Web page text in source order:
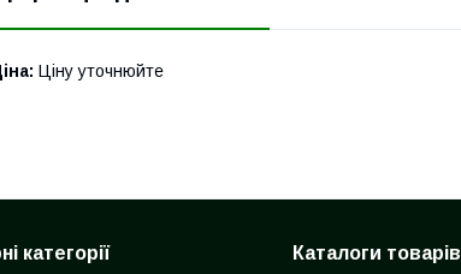
Ціну уточнюйте
категорії Каталоги товарів